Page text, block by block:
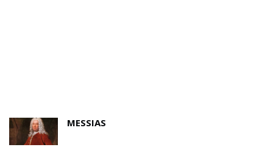
MESSIAS